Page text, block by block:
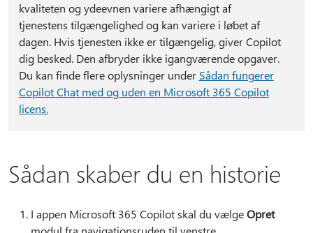
kvaliteten og ydeevnen variere afhængigt af
tjenestens tilgængelighed og kan variere i løbet af
dagen. Hvis tjenesten ikke er tilgængelig, giver Copilot
dig besked. Den afbryder ikke igangværende opgaver.
Du kan finde flere oplysninger under Sådan fungerer
Copilot Chat med og uden en Microsoft 365 Copilot
licens.
Sådan skaber du en historie
I appen Microsoft 365 Copilot skal du vælgeOpret